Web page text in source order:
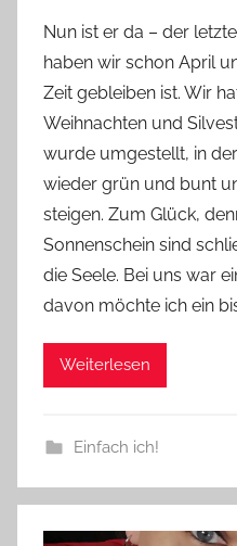
Nun ist er da – der
haben wir schon April
Zeit gebleiben ist. Wir
Weihnachten und
wurde umgestellt, in
wieder grün und bunt
steigen. Zum Glück,
Sonnenschein sind
die Seele. Bei uns war
davon möchte ich ein
Weiterlesen
Einfach ich!